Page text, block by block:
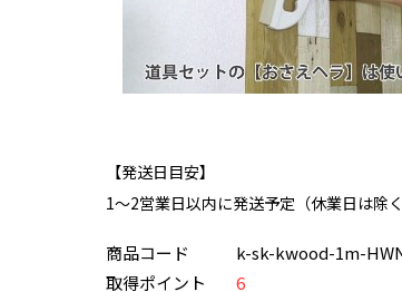
【発送日目安】
1～2営業日以内に発送予定（休業日は除く
商品コード
k-sk-kwood-1m-
取得ポイント
6